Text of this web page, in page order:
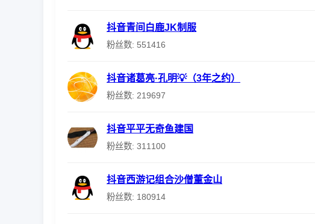
抖音青间白鹿JK制服
粉丝数: 551416
抖音诸葛亮·孔明💡（3年之约）
粉丝数: 219697
抖音平平无奇鱼建国
粉丝数: 311100
抖音西游记组合沙僧董金山
粉丝数: 180914